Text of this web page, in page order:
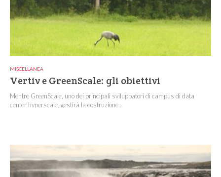
MISCELLANEA
Vertiv e GreenScale: gli obiettivi
Mentre GreenScale, uno dei principali sviluppatori di campus di data
center hyperscale, gestirà la costruzione...